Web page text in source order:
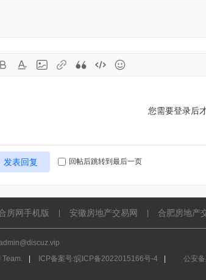
您需要登录后
发表回复 回帖后跳转到最后一页
房网手机版 安徽房地产交易网 合肥房地产
Team. ICP备案号:皖ICP备2022015166号-4 公安